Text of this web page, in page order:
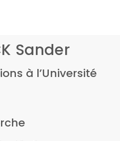
Sander
à l’Université